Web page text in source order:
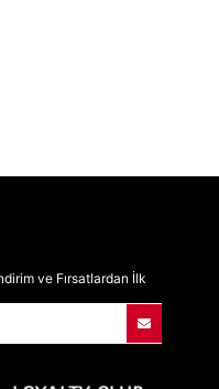
ve Fırsatlardan İlk